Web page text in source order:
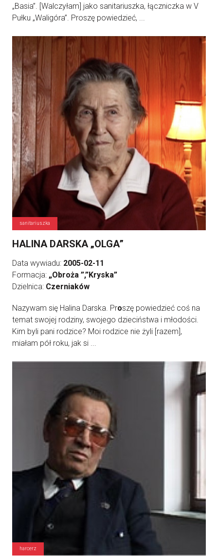
„Basia”. [Walczyłam] jako sanitariuszka, łączniczka w V
Pułku „Waligóra”. Proszę powiedzieć, ...
sanitariuszka
HALINA DARSKA „OLGA”
Data wywiadu: 2005-02-11
Formacja: „Obroża ”,”Kryska”
Dzielnica: Czerniaków
Nazywam się Halina Darska. Proszę powiedzieć coś na
temat swojej rodziny, swojego dzieciństwa i młodości.
Kim byli pani rodzice? Moi rodzice nie żyli [razem],
miałam pół roku, jak si ...
harcerz